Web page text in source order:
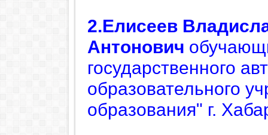
2.Елисеев
Антонович
государственного
образовательного
образования" г.